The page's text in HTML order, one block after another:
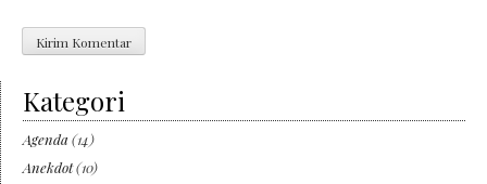
Kategori
Agenda (14)
Anekdot(10)